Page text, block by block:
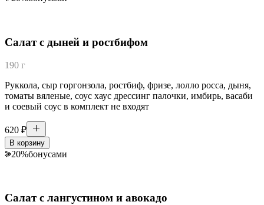
Салат с дыней и ростбифом
190 г
Руккола, сыр горгонзола, ростбиф, фризе, лолло росса, дыня,
томаты вяленые, соус хаус дрессинг палочки, имбирь, васаби
и соевый соус в комплект не входят
620 ₽
В корзину
20%бонусами
Салат с лангустином и авокадо